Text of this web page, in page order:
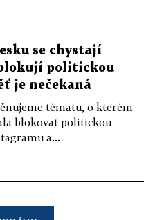
se chystají
politickou
je nečekaná
tématu, o kterém
blokovat politickou
a...